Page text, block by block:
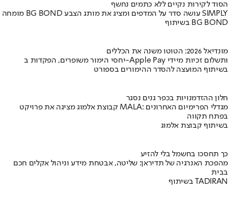
הסוד לקירות נקיים ללא כתמים נחשף
מומחה BG BOND עושה סדר על המדפים ומציג את מותג הצבע SIMPLY
בשיתוף BG BOND
מונדיאל 2026: הטוטו משנה את הכללים
יחסי הימור משופרים, הפקדות ב-Apple Pay ותשלום זכיות מיידי
בשיתוף המועצה להסדר ההימורים בספורט
חלון ההזדמנויות בכפר גנים נסגר
קבוצת אלמוג מציגה את פרויקט MALA: מגדלי הפרימיום האחרונים
בפתח תקווה
בשיתוף קבוצת אלמוג
כך תחסכו בחשמל בלי להזיע
מהפכת האנרגיה של תדיראן: שליטה, אבטחת מידע וניהול אקלים חכם
בבית
בשיתוף TADIRAN